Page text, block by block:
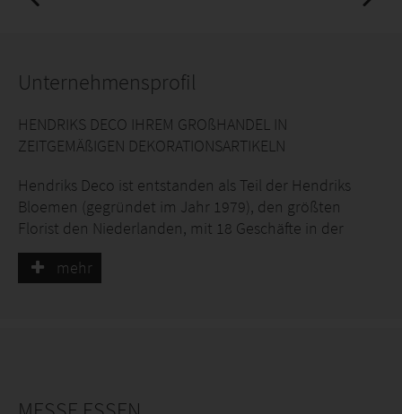
Unternehmensprofil
HENDRIKS DECO IHREM GROßHANDEL IN
ZEITGEMÄßIGEN DEKORATIONSARTIKELN
Hendriks Deco ist entstanden als Teil der Hendriks
Bloemen (gegründet im Jahr 1979), den größten
Florist den Niederlanden, mit 18 Geschäfte in der
Region von Süd-Limburg. Wegen eines schnellen
Wachstums ist Hendriks Deco inzwischen
mehr